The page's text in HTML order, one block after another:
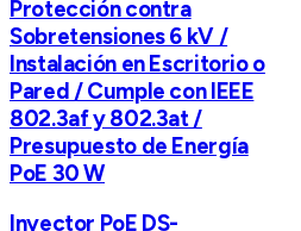
Protección contra
Sobretensiones 6 kV /
Instalación en Escritorio o
Pared / Cumple con IEEE
802.3af y 802.3at /
Presupuesto de Energía
PoE 30 W
Inyector PoE DS-